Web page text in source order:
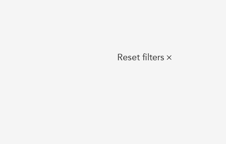
Reset filters